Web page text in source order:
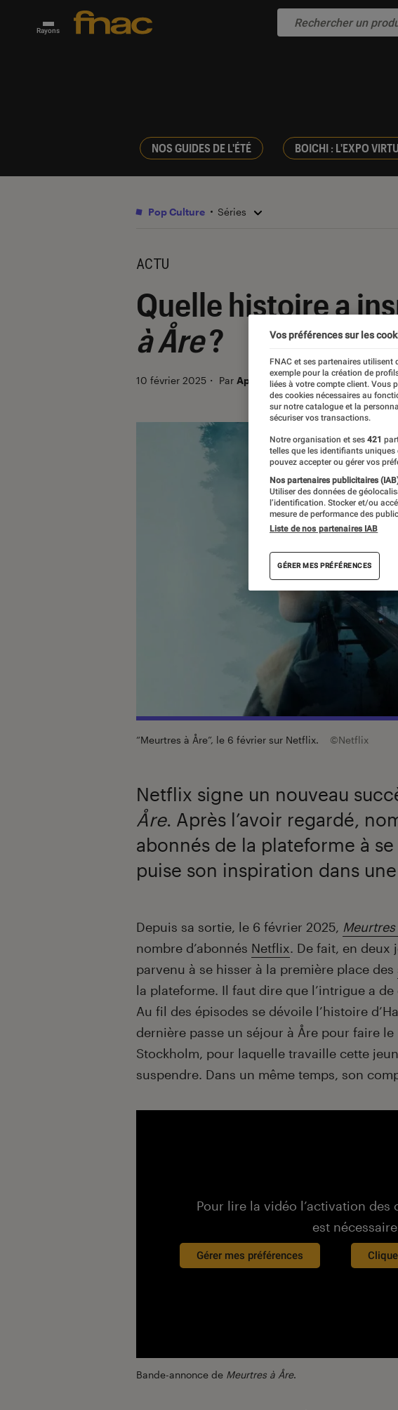
Rayons
NOS GUIDES DE L'ÉTÉ BOICHI : L'EXPO
Pop Culture Séries
ACTU
Quelle histoire a
à Åre?
10 février 2025 ・ Par Apolline Coëffet
“Meurtres à Åre”, le 6 février sur Netflix. ©Netflix
Netflix signe un nouveau
Åre. Après l’avoir regardé,
abonnés de la plateforme à
puise son inspiration dans
Introduction
Depuis sa sortie, le 6 février 2025,
nombre d’abonnés Netflix. De fait, en deux
parvenu à se hisser à la première place des
la plateforme. Il faut dire que l’intrigue a
Au fil des épisodes se dévoile l’histoire
dernière passe un séjour à Åre pour faire
Stockholm, pour laquelle travaille cette
suspendre. Dans un même temps, son
Pour lire la vidéo l’activation
est
Gérer mes préférences
Bande-annonce de Meurtres à Åre.
Vos préférences sur les
FNAC et ses partenaires
exemple pour la création de
liées à votre compte client. Vous
des cookies nécessaires au
sur notre catalogue et la
sécuriser vos transactions.
Notre organisation et ses 421
telles que les identifiants
pouvez accepter ou gérer vos
Nos partenaires publicitaires
Utiliser des données de
l’identification. Stocker et/ou
mesure de performance des
Liste de nos partenaires IAB
GÉRER MES PRÉFÉRENCES